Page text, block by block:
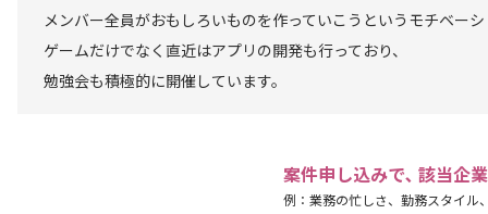
メンバー全員がおもしろいものを作っていこうというモチベー
ゲームだけでなく直近はアプリの開発も行っており、
勉強会も積極的に開催しています。
案件申し込みで､ 該当企
例：業務の忙しさ、勤務スタイル